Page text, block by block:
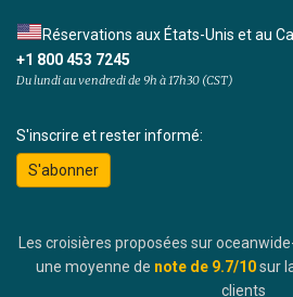
Réservations aux États-Unis et au
+1 800 453 7245
Du lundi au vendredi de 9h à 17h30 (CST)
S'inscrire et rester informé:
S'abonner
Les croisières proposées sur
une moyenne de note de 9.7/10sur
clients